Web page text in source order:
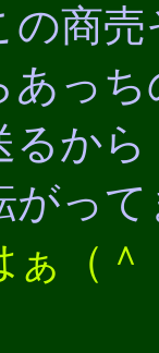
の商
あっ
るか
がっ
ぁ（